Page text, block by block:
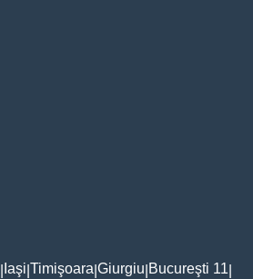
Iaşi Timişoara Giurgiu Bucureşti 11